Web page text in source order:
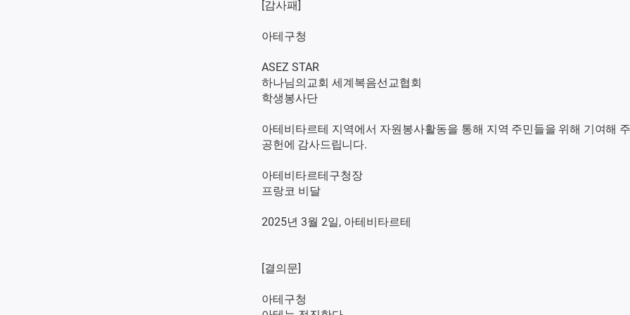
[감사패]
아테구청
ASEZ STAR
하나님의교회 세계복음선교협회
학생봉사단
아테비타르테 지역에서 자원봉사활동을 통해 지역 주민들을 위해 기여해
공헌에 감사드립니다.
아테비타르테구청장
프랑코 비달
2025년 3월 2일, 아테비타르테
[결의문]
아테구청